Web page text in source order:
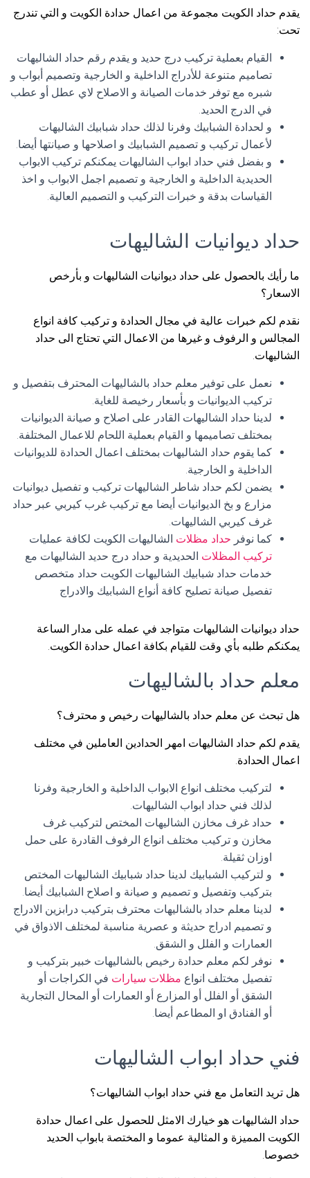
يقدم حداد الكويت مجموعة من اعمال حدادة الكويت و التي تندرج
تحت:
القيام بعملية تركيب درج حديد و يقدم رقم حداد الشاليهات
تصاميم متنوعة للأدراج الداخلية و الخارجية وتصميم أبواب و
شبره مع توفر خدمات الصيانة و الاصلاح لاي عطل أو عطب
في الدرج الحديد.
و لحدادة الشبابيك وفرنا لذلك حداد شبابيك الشاليهات
لأعمال تركيب و تصميم الشبابيك و اصلاحها و صيانتها أيضا.
و بفضل فني حداد ابواب الشاليهات يمكنكم تركيب الابواب
الحديدية الداخلية و الخارجية و تصميم اجمل الابواب و اخذ
القياسات بدقة و خبرات التركيب و التصميم العالية.
حداد ديوانيات الشاليهات
ما رأيك بالحصول على حداد ديوانيات الشاليهات و بأرخص
الاسعار؟
نقدم لكم خبرات عالية في مجال الحدادة و تركيب كافة انواع
المجالس و الرفوف و غيرها من الاعمال التي تحتاج الى حداد
الشاليهات.
نعمل على توفير معلم حداد بالشاليهات المحترف بتفصيل و
تركيب الديوانيات و بأسعار رخيصة للغاية.
لدينا حداد الشاليهات القادر على اصلاح و صيانة الديوانيات
بمختلف تصاميمها و القيام بعملية اللحام للاعمال المختلفة.
كما يقوم حداد الشاليهات بمختلف اعمال الحدادة للديوانيات
الداخلية و الخارجية.
يضمن لكم حداد شاطر الشاليهات تركيب و تفصيل ديوانيات
مزارع و بخ الديوانيات أيضا مع تركيب غرب كيربي عبر حداد
غرف كيربي الشاليهات.
كما نوفر حداد مظلات الشاليهات الكويت لكافة عمليات
تركيب المظلات الحديدية و حداد درج حديد الشاليهات مع
خدمات حداد شبابيك الشاليهات الكويت حداد متخصص
تفصيل صيانة تصليح كافة أنواع الشبابيك والادراج
حداد ديوانيات الشاليهات متواجد في عمله على مدار الساعة
يمكنكم طلبه بأي وقت للقيام بكافة اعمال حدادة الكويت.
معلم حداد بالشاليهات
هل تبحث عن معلم حداد بالشاليهات رخيص و محترف؟
يقدم لكم حداد الشاليهات امهر الحدادين العاملين في مختلف
اعمال الحدادة.
لتركيب مختلف انواع الابواب الداخلية و الخارجية وفرنا
لذلك فني حداد ابواب الشاليهات.
حداد غرف مخازن الشاليهات المختص لتركيب غرف
مخازن و تركيب مختلف انواع الرفوف القادرة على حمل
اوزان ثقيلة.
و لتركيب الشبابيك لدينا حداد شبابيك الشاليهات المختص
بتركيب وتفصيل و تصميم و صيانة و اصلاح الشبابيك أيضا.
لدينا معلم حداد بالشاليهات محترف بتركيب درابزين الادراج
و تصميم ادراج حديثة و عصرية مناسبة لمختلف الاذواق في
العمارات و الفلل و الشقق.
نوفر لكم معلم حدادة رخيص بالشاليهات خبير بتركيب و
تفصيل مختلف انواع مظلات سيارات في الكراجات أو
الشقق أو الفلل أو المزارع أو العمارات أو المحال التجارية
أو الفنادق او المطاعم أيضا.
فني حداد ابواب الشاليهات
هل تريد التعامل مع فني حداد ابواب الشاليهات؟
حداد الشاليهات هو خيارك الامثل للحصول على اعمال حدادة
الكويت المميزة و المثالية عموما و المختصة بابواب الحديد
خصوصا.